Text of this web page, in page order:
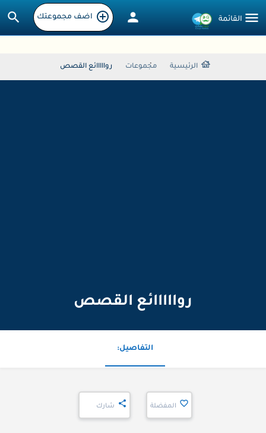
اضف مجموعتك
الرئيسية مجموعات روااااائع القصص
روااااائع القصص
التفاصيل:
المفضلة شارك